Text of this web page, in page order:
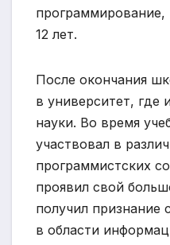
программирование,
12 лет.
После окончания
в университет, где
науки. Во время
участвовал в
программистских
проявил свой
получил признание
в области